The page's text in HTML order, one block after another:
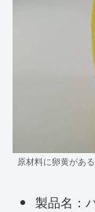
原材料に卵黄があ
製品名：